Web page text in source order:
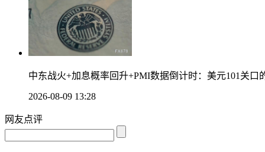
中东战火+加息概率回升+PMI数据倒计时：美元101关口
2026-08-09 13:28
网友点评